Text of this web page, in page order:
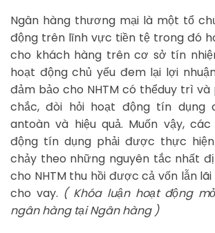
Ngân hàng thương mại là một tổ
động trên lĩnh vực tiền tệ trong đó
cho khách hàng trên cơ sở tín
hoạt động chủ yếu đem lại lợi
đảm bảo cho NHTM có thểduy trì
chắc, đòi hỏi hoạt động tín dụng
antoàn và hiệu quả. Muốn vậy,
động tín dụng phải được thực
chảy theo những nguyên tắc nhất
cho NHTM thu hồi được cả vốn lẫn
cho vay. ( Khóa luận hoạt động
ngân hàng tại Ngân hàng )